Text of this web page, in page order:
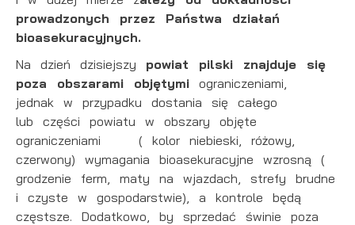
prowadzonych przez Państwa działań
bioasekuracyjnych.
Na dzień dzisiejszy powiat pilski znajduje się
poza obszarami objętymi ograniczeniami,
jednak w przypadku dostania się całego
lub części powiatu w obszary objęte
ograniczeniami ( kolor niebieski, różowy,
czerwony) wymagania bioasekuracyjne wzrosną (
grodzenie ferm, maty na wjazdach, strefy brudne
i czyste w gospodarstwie), a kontrole będą
częstsze. Dodatkowo, by sprzedać świnie poza